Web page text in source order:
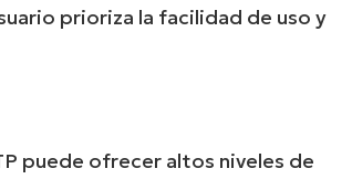
prioriza la facilidad de uso y
puede ofrecer altos niveles de